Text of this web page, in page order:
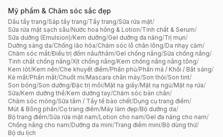
Mỹ phẩm & Chăm sóc sắc đẹp
Dầu tẩy trang/Sáp tẩy trang/Tẩy trang/Sữa rửa mặt/
Sữa rửa mặt sạch sâu/Nước hoa hồng & Lotion/Tinh chất & Serum/
Sữa dưỡng (Emulsion)/Kem dưỡng/Gel dưỡng đa năng/Trị mụn/
Dưỡng sáng da/Chống lão hóa/Chăm sóc lỗ chân lông/Da nhạy cảm/
Chăm sóc mắt/Điều trị đốm nâu/thâm/Gel chống nắng/Sữa chống nắng/
Tinh chất chống nắng/Xịt chống nắng/Kem chống nắng nâng tông/
Kem lót/Kem nền/Che khuyết điểm/Phấn phủ/Phấn má / Khối / Bắt sáng/
Kẻ mắt/Phấn mắt/Chuốt mi/Mascara chân mày/Son thỏi/Son tint/
Son bóng/Son dưỡng/Đặc trị môi/Mặt nạ giấy/Mặt nạ ngủ/Mặt nạ rửa/
Sữa/Kem dưỡng thể/Kem dưỡng tay/Chăm sóc bàn chân/
Chăm sóc móng/Sữa tắm / Tẩy tế bào chết/Dụng cụ trang điểm/
Mút & Bông phấn/Cọ trang điểm/Máy làm đẹp/Bộ dưỡng da/
Bộ trang điểm/Sữa rửa mặt nam/Lotion cho nam/Gel đa năng cho nam/
Chống nắng cho nam/Dưỡng da mini/Trang điểm mini/Bộ dùng thử/
Bộ du lịch